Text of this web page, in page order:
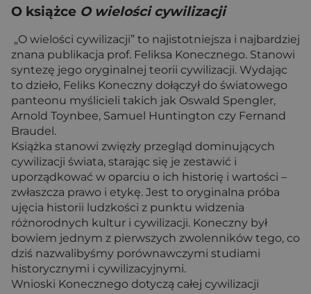
O książce O wielości cywilizacji
„O wielości cywilizacji” to najistotniejsza i najbardziej
znana publikacja prof. Feliksa Konecznego. Stanowi
syntezę jego oryginalnej teorii cywilizacji. Wydając
to dzieło, Feliks Koneczny dołączył do światowego
panteonu myślicieli takich jak Oswald Spengler,
Arnold Toynbee, Samuel Huntington czy Fernand
Braudel.
Książka stanowi zwięzły przegląd dominujących
cywilizacji świata, starając się je zestawić i
uporządkować w oparciu o ich historię i wartości –
zwłaszcza prawo i etykę. Jest to oryginalna próba
ujęcia historii ludzkości z punktu widzenia
różnorodnych kultur i cywilizacji. Koneczny był
bowiem jednym z pierwszych zwolenników tego, co
dziś nazwalibyśmy porównawczymi studiami
historycznymi i cywilizacyjnymi.
Wnioski Konecznego dotyczą całej cywilizacji